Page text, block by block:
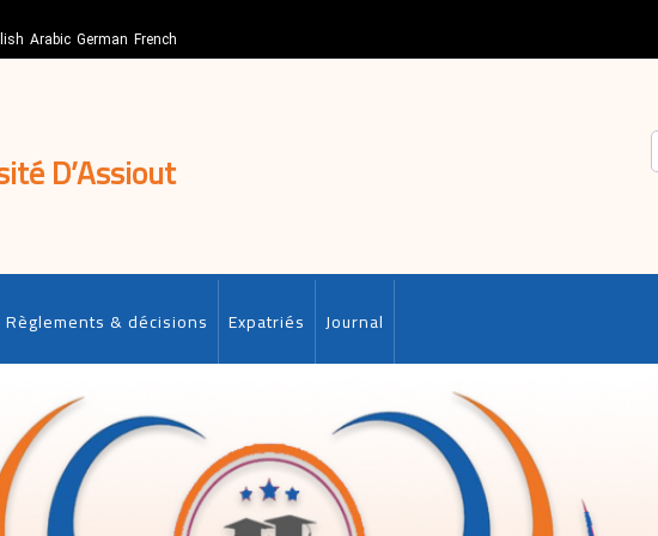
Arabic German French
D’Assiout
Règlements & décisions Expatriés Journal